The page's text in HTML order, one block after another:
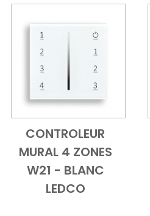
Add to CartVue d'ensemble
CONTROLEUR
MURAL 4 ZONES
W21 - BLANC
LEDCO